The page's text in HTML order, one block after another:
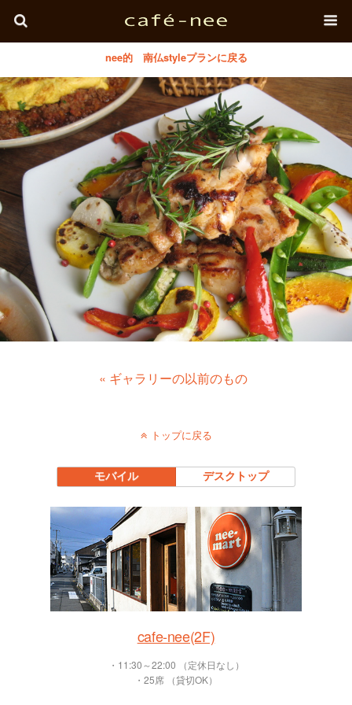
nee的 南仏styleプランに戻る
« ギャラリーの以前のもの
トップに戻る
モバイル デスクトップ
cafe-nee(2F)
・11:30～22:00 （定休日なし）
・25席 （貸切OK）